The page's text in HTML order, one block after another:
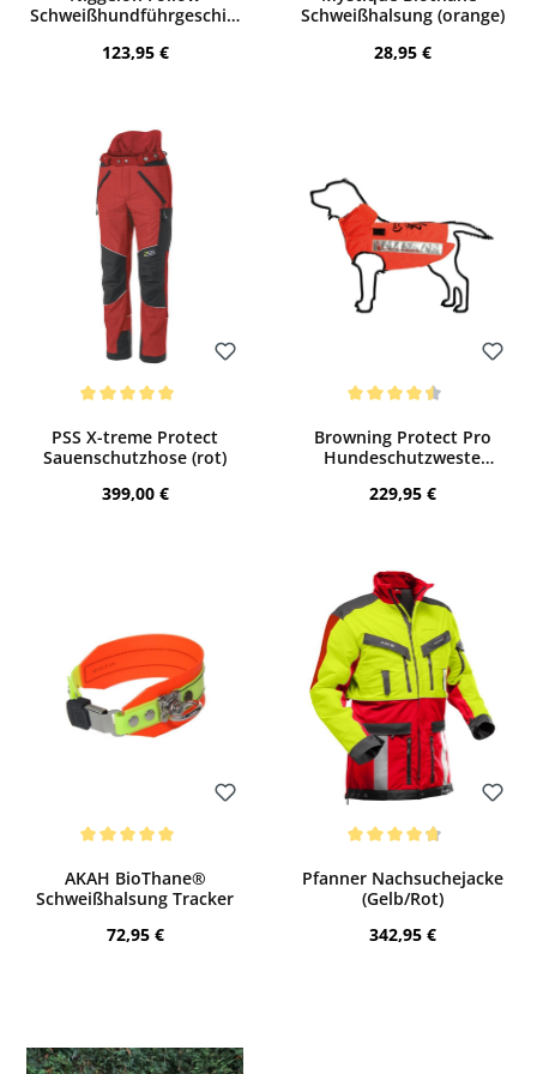
Schweißhundführgeschirr
Regulärer Preis:
123,95 €
Schweißhalsung (orange)
Regulärer Preis:
28,95 €
Bewerten
PSS X-treme Protect
Sauenschutzhose (rot)
Regulärer Preis:
399,00 €
Bewerten
Browning Protect Pro
Hundeschutzweste
Regulärer Preis:
229,95 €
Bewerten
AKAH BioThane®
Schweißhalsung Tracker
Regulärer Preis:
72,95 €
Bewerten
Pfanner Nachsuchejacke
(Gelb/Rot)
Regulärer Preis:
342,95 €